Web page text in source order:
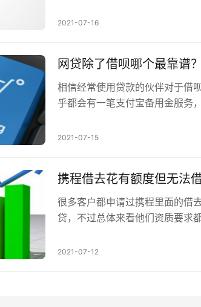
2021-07-16
网贷除了借呗哪个最靠谱
相信经常使用贷款的伙伴对于借
乎都会有一笔支付宝备用金服务
2021-07-15
携程借去花有额度但无法
很多客户都申请过携程里面的借
贷，不过总体来看他们资质要求
2021-07-12